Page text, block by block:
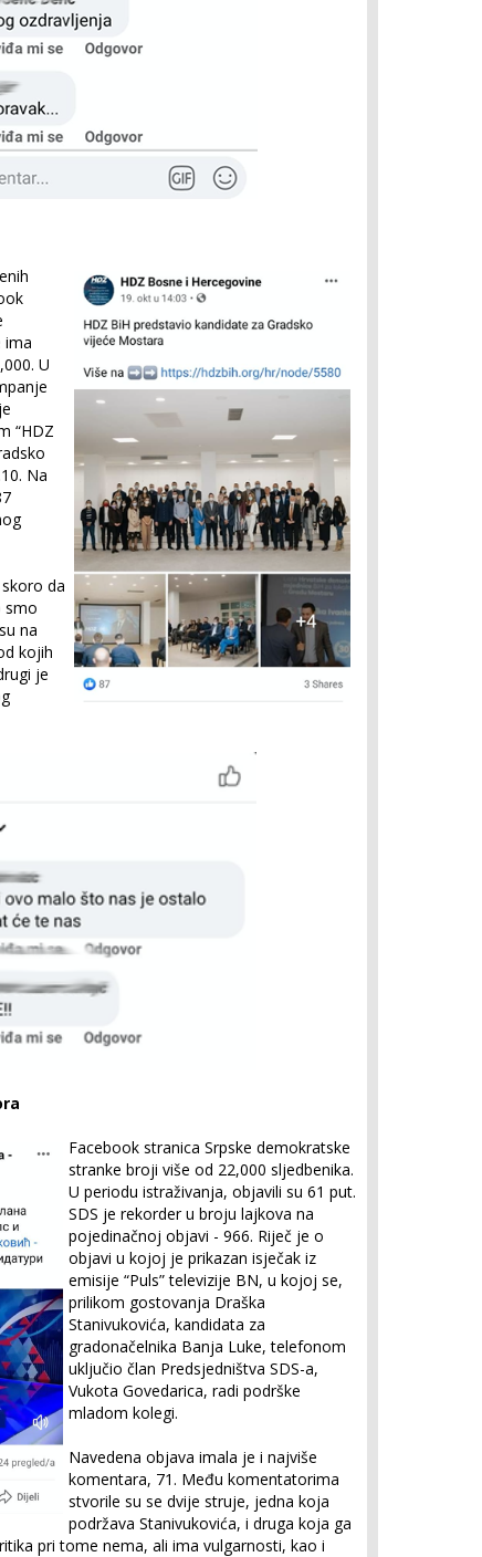
ima
U
“HDZ
Na
da
smo
na
kojih
je
Facebook stranica Srpske demokratske
stranke broji više od 22,000 sljedbenika.
U periodu istraživanja, objavili su 61 put.
SDS je rekorder u broju lajkova na
pojedinačnoj objavi - 966. Riječ je o
objavi u kojoj je prikazan isječak iz
emisije “Puls” televizije BN, u kojoj se,
prilikom gostovanja Draška
Stanivukovića, kandidata za
gradonačelnika Banja Luke, telefonom
uključio član Predsjedništva SDS-a,
Vukota Govedarica, radi podrške
mladom kolegi.
Navedena objava imala je i najviše
komentara, 71. Među komentatorima
stvorile su se dvije struje, jedna koja
podržava Stanivukovića, i druga koja ga
pri tome nema, ali ima vulgarnosti, kao i